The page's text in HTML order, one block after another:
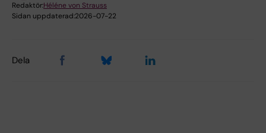
Redaktör:Héléne von Strauss
Sidan uppdaterad:2026-07-22
Dela